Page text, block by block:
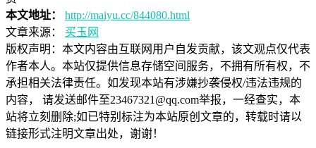
本文地址：
http://maiyu.cc/844080.html
文章来源：
买玉网
版权声明： 本文内容由互联网用户自发贡献，该文观点仅代表
作者本人。本站仅提供信息存储空间服务，不拥有所有权，不
承担相关法律责任。如发现本站有涉嫌抄袭侵权/违法违规的
内容， 请发送邮件至23467321@qq.com举报，一经查实，本
站将立刻删除;如已特别标注为本站原创文章的，转载时请以
链接形式注明文章出处，谢谢！